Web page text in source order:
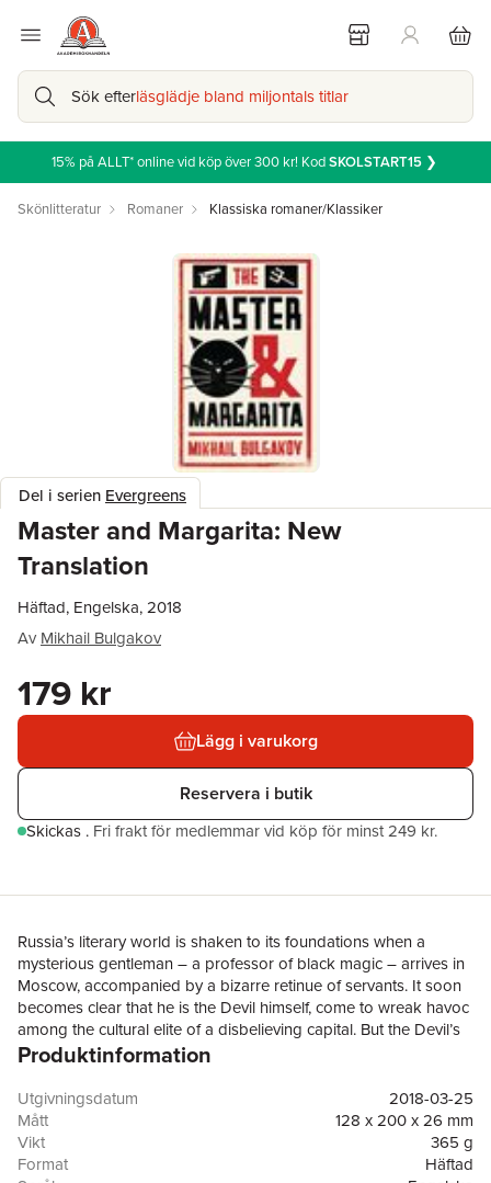
Sök efterläsglädje bland miljontals titlar
15% på ALLT* online vid köp över 300 kr! KodSKOLSTART15❯
Skönlitteratur Romaner Klassiska romaner/Klassiker
Del i serien Evergreens
Master and Margarita: New
Translation
Häftad, Engelska, 2018
Av Mikhail Bulgakov
179 kr
Lägg i varukorg
Reservera i butik
Skickas . Fri frakt för medlemmar vid köp för minst 249 kr.
Russia’s literary world is shaken to its foundations when a
mysterious gentleman – a professor of black magic – arrives in
Moscow, accompanied by a bizarre retinue of servants. It soon
becomes clear that he is the Devil himself, come to wreak havoc
among the cultural elite of a disbelieving capital. But the Devil’s
mission quickly becomes entangled with the fate of the Master –
refuge in a lunatic asylum – and his past lover, Margarita. Both a
satirical romp and a daring analysis of the nature of good and
evil, innocence and guilt, The Master and Margarita is the
crowning achievement of one of the greatest Russian writers of
Produktinformation
Utgivningsdatum
2018-03-25
Mått
128 x 200 x 26 mm
Vikt
365 g
Format
Häftad